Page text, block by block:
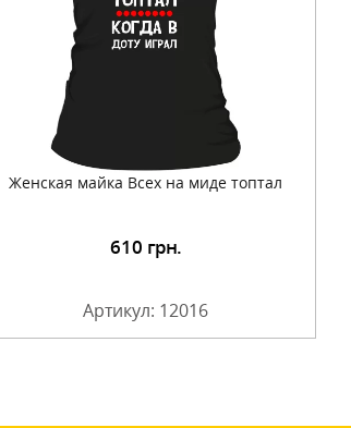
Женская майка Всех на миде топтал
610 грн.
Артикул: 12016